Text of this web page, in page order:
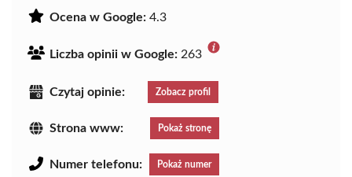
Ocena w Google: 4.3
Liczba opinii w Google: 263
Czytaj opinie: Zobacz profil
Strona www: Pokaż stronę
Numer telefonu: Pokaż numer